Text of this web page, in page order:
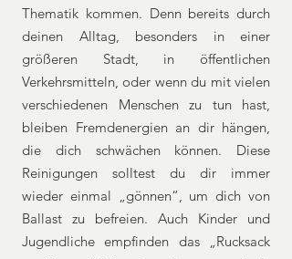
Thematik kommen. Denn bereits durch
deinen Alltag, besonders in einer
größeren Stadt, in öffentlichen
Verkehrsmitteln, oder wenn du mit vielen
verschiedenen Menschen zu tun hast,
bleiben Fremdenergien an dir hängen,
die dich schwächen können. Diese
Reinigungen solltest du dir immer
wieder einmal „gönnen“, um dich von
Ballast zu befreien. Auch Kinder und
Jugendliche empfinden das „Rucksack